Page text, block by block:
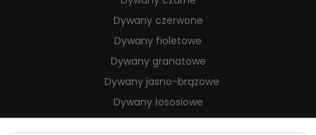
Dywany czerwone
Dywany fioletowe
Dywany granatowe
Dywany jasno-brązowe
Dywany łososiowe
Dywany kremowe